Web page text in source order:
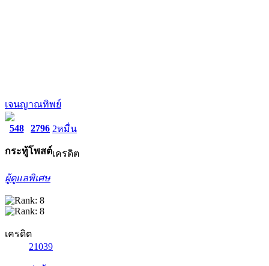
เจนญาณทิพย์
548
กระทู้
2796
โพสต์
2หมื่น
เครดิต
ผู้ดูแลพิเศษ
เครดิต
21039